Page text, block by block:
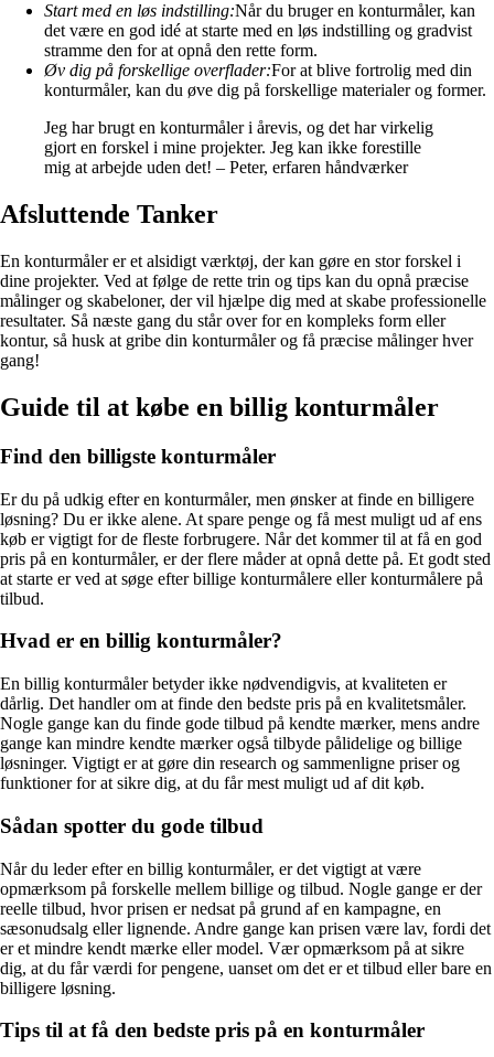
Start med en løs indstilling:Når du bruger en konturmåler, kan
det være en god idé at starte med en løs indstilling og gradvist
stramme den for at opnå den rette form.
Øv dig på forskellige overflader:For at blive fortrolig med din
konturmåler, kan du øve dig på forskellige materialer og former.
Jeg har brugt en konturmåler i årevis, og det har virkelig
gjort en forskel i mine projekter. Jeg kan ikke forestille
mig at arbejde uden det! – Peter, erfaren håndværker
Afsluttende Tanker
En konturmåler er et alsidigt værktøj, der kan gøre en stor forskel i
dine projekter. Ved at følge de rette trin og tips kan du opnå præcise
målinger og skabeloner, der vil hjælpe dig med at skabe professionelle
resultater. Så næste gang du står over for en kompleks form eller
kontur, så husk at gribe din konturmåler og få præcise målinger hver
gang!
Guide til at købe en billig konturmåler
Find den billigste konturmåler
Er du på udkig efter en konturmåler, men ønsker at finde en billigere
løsning? Du er ikke alene. At spare penge og få mest muligt ud af ens
køb er vigtigt for de fleste forbrugere. Når det kommer til at få en god
pris på en konturmåler, er der flere måder at opnå dette på. Et godt sted
at starte er ved at søge efter billige konturmålere eller konturmålere på
tilbud.
Hvad er en billig konturmåler?
En billig konturmåler betyder ikke nødvendigvis, at kvaliteten er
dårlig. Det handler om at finde den bedste pris på en kvalitetsmåler.
Nogle gange kan du finde gode tilbud på kendte mærker, mens andre
gange kan mindre kendte mærker også tilbyde pålidelige og billige
løsninger. Vigtigt er at gøre din research og sammenligne priser og
funktioner for at sikre dig, at du får mest muligt ud af dit køb.
Sådan spotter du gode tilbud
Når du leder efter en billig konturmåler, er det vigtigt at være
opmærksom på forskelle mellem billige og tilbud. Nogle gange er der
reelle tilbud, hvor prisen er nedsat på grund af en kampagne, en
sæsonudsalg eller lignende. Andre gange kan prisen være lav, fordi det
er et mindre kendt mærke eller model. Vær opmærksom på at sikre
dig, at du får værdi for pengene, uanset om det er et tilbud eller bare en
billigere løsning.
Tips til at få den bedste pris på en konturmåler